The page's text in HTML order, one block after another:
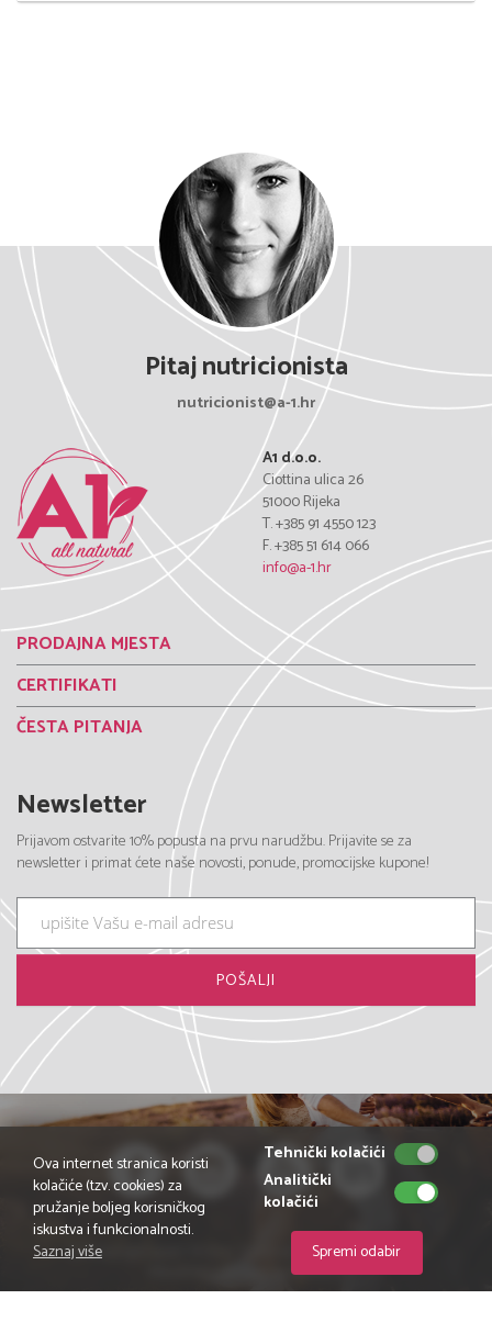
Pitaj nutricionista
nutricionist@a-1.hr
A1 d.o.o.
Ciottina ulica 26
51000 Rijeka
T. +385 91 4550 123
F. +385 51 614 066
info@a-1.hr
PRODAJNA MJESTA
CERTIFIKATI
ČESTA PITANJA
Newsletter
Prijavom ostvarite 10% popusta na prvu narudžbu. Prijavite se za
newsletter i primat ćete naše novosti, ponude, promocijske kupone!
(c) Copyright 2026 | Sva prava zadržana |PRAVILA
web by NIVAGO
Ova internet stranica koristi
kolačiće (tzv. cookies) za
pružanje boljeg korisničkog
iskustva i funkcionalnosti.
Saznaj više
Tehnički kolačići
Analitički
kolačići
Spremi odabir